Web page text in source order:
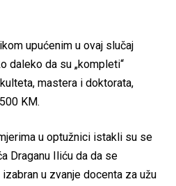
upućenim u ovaj slučaj
daleko da su „kompleti“
mastera i doktorata,
KM.
u optužnici istakli su se
Draganu Iliću da da se
u zvanje docenta za užu